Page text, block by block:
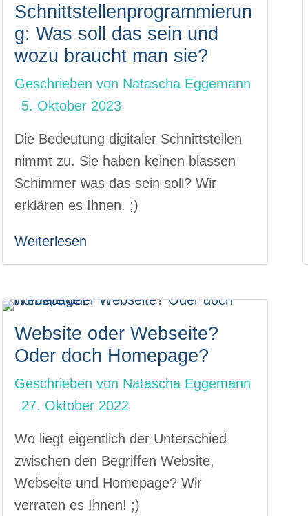
Schnittstellenprogrammierun
g: Was soll das sein und
wozu braucht man sie?
Geschrieben von Natascha Eggemann
5. Oktober 2023
Die Bedeutung digitaler Schnittstellen
nimmt zu. Sie haben keinen blassen
Schimmer was das sein soll? Wir
erklären es Ihnen. ;)
Weiterlesen
Website oder Webseite?
Oder doch Homepage?
Geschrieben von Natascha Eggemann
27. Oktober 2022
Wo liegt eigentlich der Unterschied
zwischen den Begriffen Website,
Webseite und Homepage? Wir
verraten es Ihnen! ;)